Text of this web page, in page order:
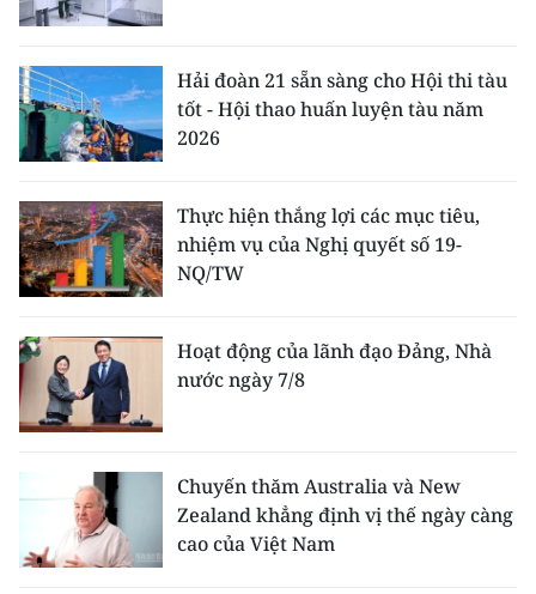
Hải đoàn 21 sẵn sàng cho Hội thi tàu
tốt - Hội thao huấn luyện tàu năm
2026
Thực hiện thắng lợi các mục tiêu,
nhiệm vụ của Nghị quyết số 19-
NQ/TW
Hoạt động của lãnh đạo Đảng, Nhà
nước ngày 7/8
Chuyến thăm Australia và New
Zealand khẳng định vị thế ngày càng
cao của Việt Nam